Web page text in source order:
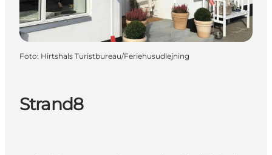
Strand8
Foto: Hirtshals Turistbureau/Feriehusudlejning